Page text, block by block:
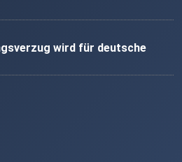
wird für deutsche